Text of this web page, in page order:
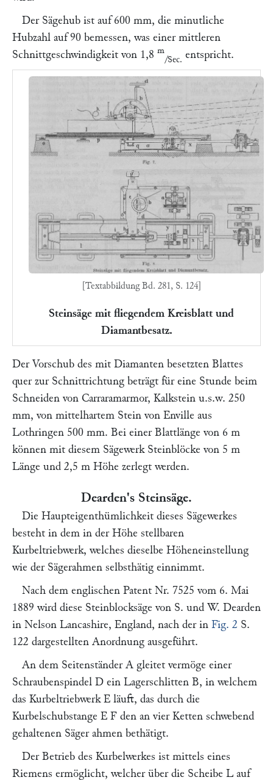
Der Sägehub ist auf 600 mm, die minutliche
Hubzahl auf 90 bemessen, was einer mittleren
Schnittgeschwindigkeit von 1,8 m
/Sec. entspricht.
[Textabbildung Bd. 281, S. 124]
Steinsäge mit fliegendem Kreisblatt und
Diamantbesatz.
Der Vorschub des mit Diamanten besetzten Blattes
quer zur Schnittrichtung beträgt für eine Stunde beim
Schneiden von Carraramarmor, Kalkstein u.s.w. 250
mm, von mittelhartem Stein von Enville aus
Lothringen 500 mm. Bei einer Blattlänge von 6 m
können mit diesem Sägewerk Steinblöcke von 5 m
Länge und 2,5 m Höhe zerlegt werden.
Dearden's Steinsäge.
Die Haupteigenthümlichkeit dieses Sägewerkes
besteht in dem in der Höhe stellbaren
Kurbeltriebwerk, welches dieselbe Höheneinstellung
wie der Sägerahmen selbsthätig einnimmt.
Nach dem englischen Patent Nr. 7525 vom 6. Mai
1889 wird diese Steinblocksäge von S. und W. Dearden
in Nelson Lancashire, England, nach der in Fig. 2 S.
122 dargestellten Anordnung ausgeführt.
An dem Seitenständer A gleitet vermöge einer
Schraubenspindel D ein Lagerschlitten B, in welchem
das Kurbeltriebwerk E läuft, das durch die
Kurbelschubstange E F den an vier Ketten schwebend
gehaltenen Säger ahmen bethätigt.
Der Betrieb des Kurbelwerkes ist mittels eines
Riemens ermöglicht, welcher über die Scheibe L auf